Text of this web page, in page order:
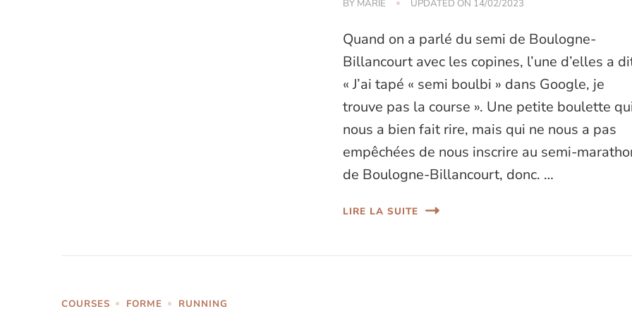
BY MARIE UPDATED ON 14/02/2023
Quand on a parlé du semi de Boulogne-
Billancourt avec les copines, l’une d’elles a
« J’ai tapé « semi boulbi » dans Google, je
trouve pas la course ». Une petite boulette
nous a bien fait rire, mais qui ne nous a pas
empêchées de nous inscrire au semi-
de Boulogne-Billancourt, donc. …
LIRE LA SUITE
COURSES FORME RUNNING